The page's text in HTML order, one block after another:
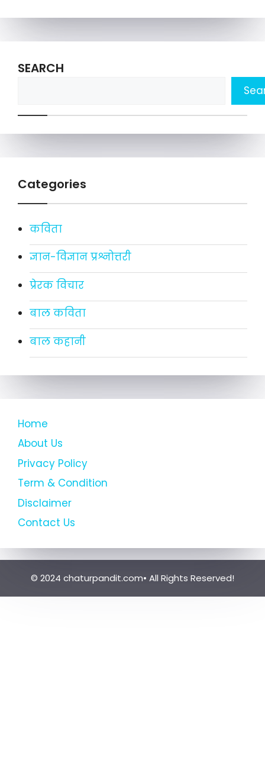
SEARCH
Categories
कविता
ज्ञान-विज्ञान प्रश्नोत्तरी
प्रेरक विचार
बाल कविता
बाल कहानी
Home
About Us
Privacy Policy
Term & Condition
Disclaimer
Contact Us
© 2024 chaturpandit.com• All Rights Reserved!